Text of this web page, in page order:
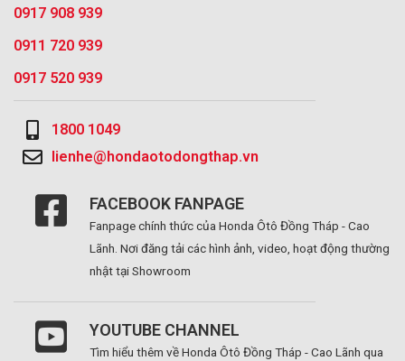
0917 908 939
0911 720 939
0917 520 939
1800 1049
lienhe@hondaotodongthap.vn
FACEBOOK FANPAGE
Fanpage chính thức của Honda Ôtô Đồng Tháp - Cao
Lãnh. Nơi đăng tải các hình ảnh, video, hoạt động thường
nhật tại Showroom
YOUTUBE CHANNEL
Tìm hiểu thêm về Honda Ôtô Đồng Tháp - Cao Lãnh qua